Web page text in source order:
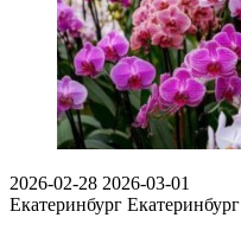
2026-02-28 2026-03-01
Екатеринбург Екатеринбург